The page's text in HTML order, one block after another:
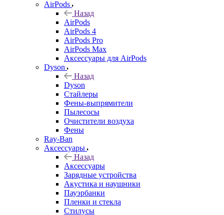
AirPods
Назад
AirPods
AirPods 4
AirPods Pro
AirPods Max
Аксессуары для AirPods
Dyson
Назад
Dyson
Стайлеры
Фены-выпрямители
Пылесосы
Очистители воздуха
Фены
Ray-Ban
Аксессуары
Назад
Аксессуары
Зарядные устройства
Акустика и наушники
Пауэрбанки
Пленки и стекла
Стилусы